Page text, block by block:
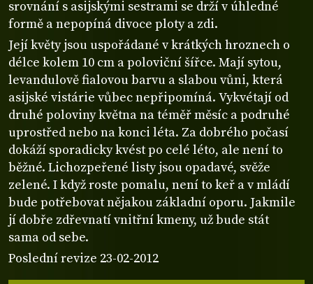
srovnání s asijskými sestrami se drží v úhledné
formě a nepopíná divoce ploty a zdi.
Její květy jsou uspořádané v krátkých hroznech o
délce kolem 10 cm a poloviční šířce. Mají sytou,
levandulově fialovou barvu a slabou vůni, která
asijské vistárie vůbec nepřipomíná. Vykvétají od
druhé poloviny května na téměř měsíc a podruhé
uprostřed nebo na konci léta. Za dobrého počasí
dokáží sporadicky kvést po celé léto, ale není to
běžné. Lichozpeřené listy jsou opadavé, svěže
zelené. I když roste pomalu, není to keř a v mládí
bude potřebovat nějakou základní oporu. Jakmile
jí dobře zdřevnatí vnitřní kmeny, už bude stát
sama od sebe.
Poslední revize 23-02-2012